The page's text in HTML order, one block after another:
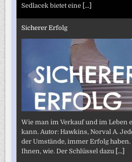
Sedlacek bietet eine [...]
Sicherer Erfolg
Wie man im Verkauf und im Leben
kann. Autor: Hawkins, Norval A.
der Umstände, immer Erfolg haben.
Ihnen, wie. Der Schlüssel dazu [...]